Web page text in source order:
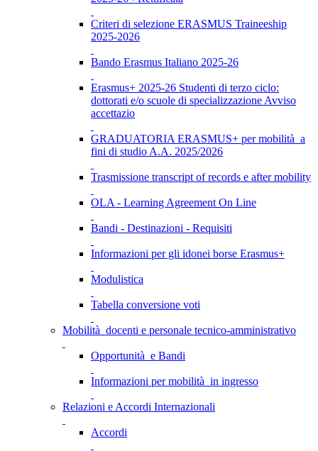
Criteri di selezione ERASMUS Traineeship
2025-2026
Bando Erasmus Italiano 2025-26
Erasmus+ 2025-26 Studenti di terzo ciclo:
dottorati e/o scuole di specializzazione Avviso
accettazio
GRADUATORIA ERASMUS+ per mobilità a
fini di studio A.A. 2025/2026
Trasmissione transcript of records e after mobility
OLA - Learning Agreement On Line
Bandi - Destinazioni - Requisiti
Informazioni per gli idonei borse Erasmus+
Modulistica
Tabella conversione voti
Mobilità docenti e personale tecnico-amministrativo
Opportunità e Bandi
Informazioni per mobilità in ingresso
Relazioni e Accordi Internazionali
Accordi